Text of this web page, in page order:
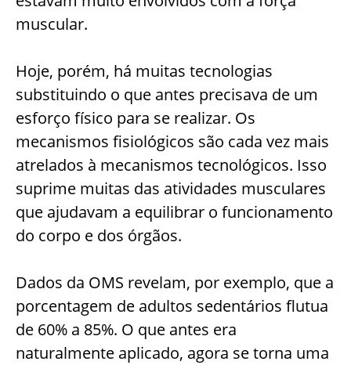
muscular.
Hoje, porém, há muitas tecnologias
substituindo o que antes precisava de um
esforço físico para se realizar. Os
mecanismos fisiológicos são cada vez mais
atrelados à mecanismos tecnológicos. Isso
suprime muitas das atividades musculares
que ajudavam a equilibrar o funcionamento
do corpo e dos órgãos.
Dados da OMS revelam, por exemplo, que a
porcentagem de adultos sedentários flutua
de 60% a 85%. O que antes era
naturalmente aplicado, agora se torna uma